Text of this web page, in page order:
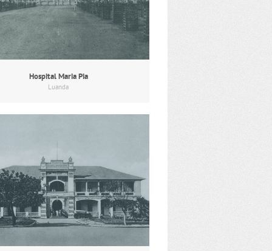
Hospital Maria Pia
Luanda